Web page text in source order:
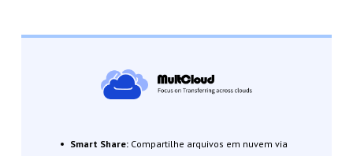
Smart Share:Compartilhe arquivos em nuvem via